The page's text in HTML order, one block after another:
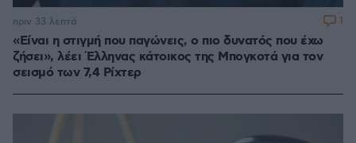
«Είναι η στιγμή που παγώνεις, ο πιο δυνατός που έχω
ζήσει», λέει Έλληνας κάτοικος της Μπογκοτά για τον
σεισμό των 7,4 Ρίχτερ
πριν 33 λεπτά 1